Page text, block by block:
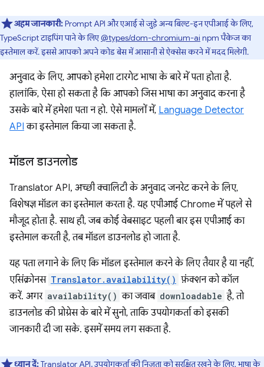
अहम जानकारी:Prompt API और एआई से जुड़े अन्य बिल्ट-इन एपीआई के लिए,
TypeScript टाइपिंग पाने के लिए@types/dom-chromium-ai npm पैकेज का
इस्तेमाल करें. इससे आपको अपने कोड बेस में आसानी से ऐक्सेस करने में मदद मिलेगी.
अनुवाद के लिए, आपको हमेशा टारगेट भाषा के बारे में पता होता है.
हालांकि, ऐसा हो सकता है कि आपको जिस भाषा का अनुवाद करना है
उसके बारे में हमेशा पता न हो. ऐसे मामलों में, Language Detector
API का इस्तेमाल किया जा सकता है.
मॉडल डाउनलोड
Translator API, अच्छी क्वालिटी के अनुवाद जनरेट करने के लिए,
विशेषज्ञ मॉडल का इस्तेमाल करता है. यह एपीआई Chrome में पहले से
मौजूद होता है. साथ ही, जब कोई वेबसाइट पहली बार इस एपीआई का
इस्तेमाल करती है, तब मॉडल डाउनलोड हो जाता है.
यह पता लगाने के लिए कि मॉडल इस्तेमाल करने के लिए तैयार है या नहीं,
एसिंक्रोनस Translator.availability() फ़ंक्शन को कॉल
करें. अगर availability() का जवाब downloadable है, तो
डाउनलोड की प्रोग्रेस के बारे में सुनो, ताकि उपयोगकर्ता को इसकी
जानकारी दी जा सके. इसमें समय लग सकता है.
ध्यान दें:Translator API, उपयोगकर्ता की निजता को सुरक्षित रखने के लिए, भाषा के